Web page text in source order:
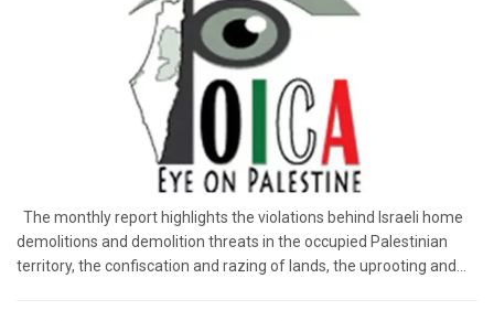
The monthly report highlights the violations behind Israeli home
demolitions and demolition threats in the occupied Palestinian
territory, the confiscation and razing of lands, the uprooting and...